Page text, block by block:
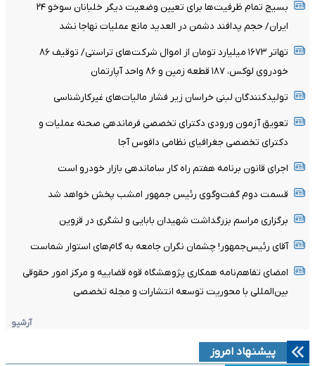
بسیج تمام ظرفیت‌ها برای تعیین وضعیت دیگر خلبانان سوخو ۲۴
ایران/ حجم پدافند دشمن در العدید مانع عملیات نهاجا نشد
تهاتر ۱۶۷۳ میلیارد تومان از اموال شرکت‌های تراستی/ توقیف ۸۶
خودروی لوکس، ۱۸۷ قطعه زمین و ۸۶ واحد آپارتمان
تولیدکنندگان لبنی خراسان زیر فشار مالیات‌های غیرکارشناسی
تعویق آزمون ورودی دکترای تخصصی فرماندهی صحنه عملیات و
دکترای تخصصی جغرافیای نظامی دافوس آجا
اجرای قانون برنامه هفتم راه کار ساماندهی بازار خودرو است
قسمت دوم گفت‌وگوی رئیس جمهور امشب پخش خواهد شد
برگزاری مراسم بزرگداشت شهیدان بابایی و لشگری در قزوین
آقای رئیس‌جمهور! چشمان نگران جامعه به گام‌های استوار شماست
امضای تفاهم‌نامه همکاری پژوهشگاه قوه قضاییه و مرکز امور حقوقی
بین‌المللی با محوریت توسعه انتشارات و مجله تخصصی
آرشیو
پیشنهاد امروز